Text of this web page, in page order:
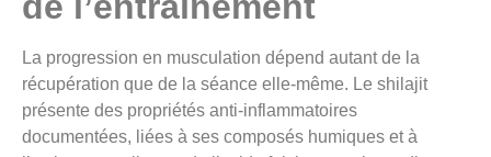
La progression en musculation dépend autant de la
récupération que de la séance elle-même. Le shilajit
présente des propriétés anti-inflammatoires
documentées, liées à ses composés humiques et à